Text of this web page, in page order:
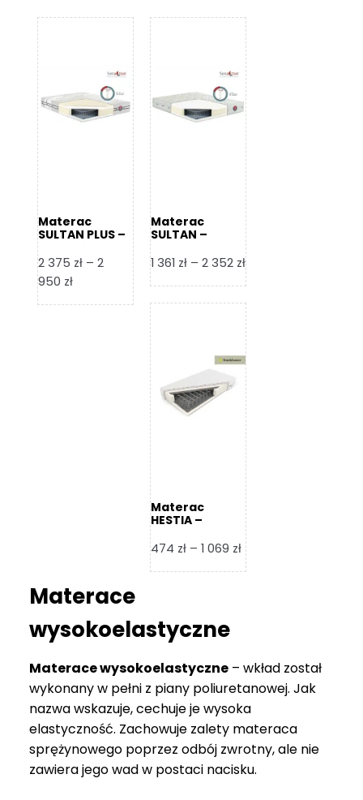
119 zł
Materac
SULTAN PLUS –
2 375 zł – 2
950 złZakres
Materac
SULTAN –
1 361 zł – 2 352 złZakres
cen:
od
1
361 zł
do
2
352 zł
Materac
HESTIA –
474 zł – 1 069 złZakres
cen:
069 zł
Materace
wysokoelastyczne
Materace wysokoelastyczne – wkład został
wykonany w pełni z piany poliuretanowej. Jak
nazwa wskazuje, cechuje je wysoka
elastyczność. Zachowuje zalety materaca
sprężynowego poprzez odbój zwrotny, ale nie
zawiera jego wad w postaci nacisku.